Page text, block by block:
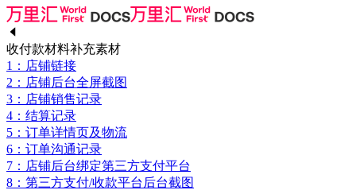
收付款材料补充素材
1：店铺链接
2：店铺后台全屏截图
3：店铺销售记录
4：结算记录
5：订单详情页及物流
6：订单沟通记录
7：店铺后台绑定第三方支付平台
8：第三方支付/收款平台后台截图